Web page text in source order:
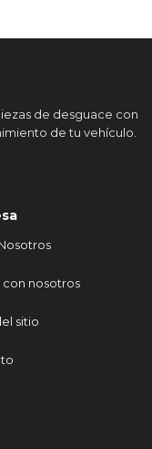
de desguace con
de tu vehículo.
con nosotros
sitio